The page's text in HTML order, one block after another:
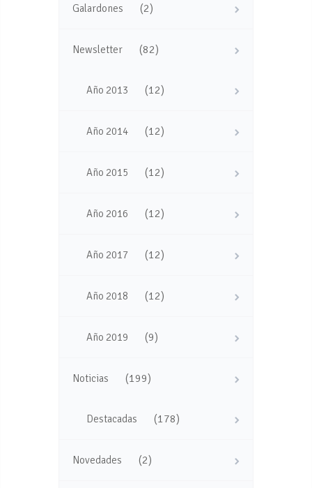
Galardones (2)
Newsletter (82)
Año 2013 (12)
Año 2014 (12)
Año 2015 (12)
Año 2016 (12)
Año 2017 (12)
Año 2018 (12)
Año 2019 (9)
Noticias (199)
Destacadas (178)
Novedades (2)